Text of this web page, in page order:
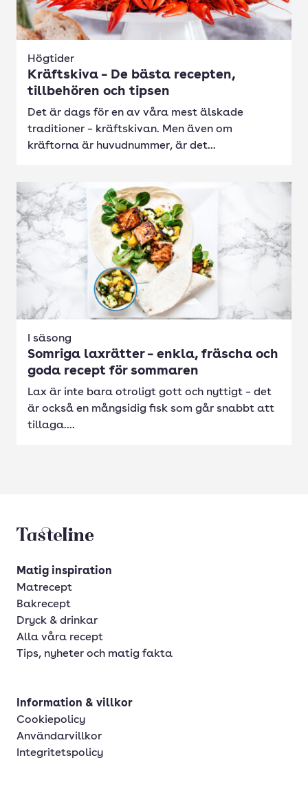
Högtider
Kräftskiva – De bästa recepten,
tillbehören och tipsen
Det är dags för en av våra mest älskade
traditioner – kräftskivan. Men även om
kräftorna är huvudnummer, är det...
I säsong
Somriga laxrätter – enkla, fräscha och
goda recept för sommaren
Lax är inte bara otroligt gott och nyttigt – det
är också en mångsidig fisk som går snabbt att
tillaga....
Tasteline startsida
Matig inspiration
Matrecept
Bakrecept
Dryck & drinkar
Alla våra recept
Tips, nyheter och matig fakta
Information & villkor
Cookiepolicy
Användarvillkor
Integritetspolicy